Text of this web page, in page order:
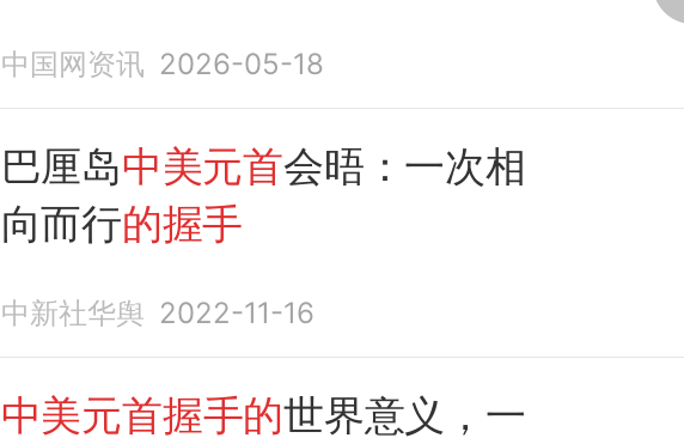
中国网资讯 2026-05-18
巴厘岛中美元首会晤：一次相
向而行的握手
中新社华舆 2022-11-16
中美元首握手的世界意义，一